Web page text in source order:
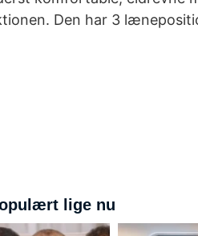
Den har 3
lige nu